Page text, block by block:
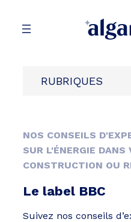
RUBRIQUES
NOS CONSEILS
SUR L'ÉNERGIE DANS
CONSTRUCTION OU
Le label BBC
Suivez nos conseils